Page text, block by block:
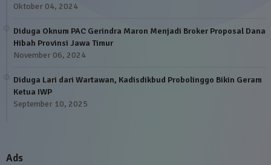
Oktober 04, 2024
Diduga Oknum PAC Gerindra Maron Menjadi Broker Proposal Dana
Hibah Provinsi Jawa Timur
November 06, 2024
Diduga Lari dari Wartawan, Kadisdikbud Probolinggo Bikin Geram
Ketua IWP
September 10, 2025
Ads